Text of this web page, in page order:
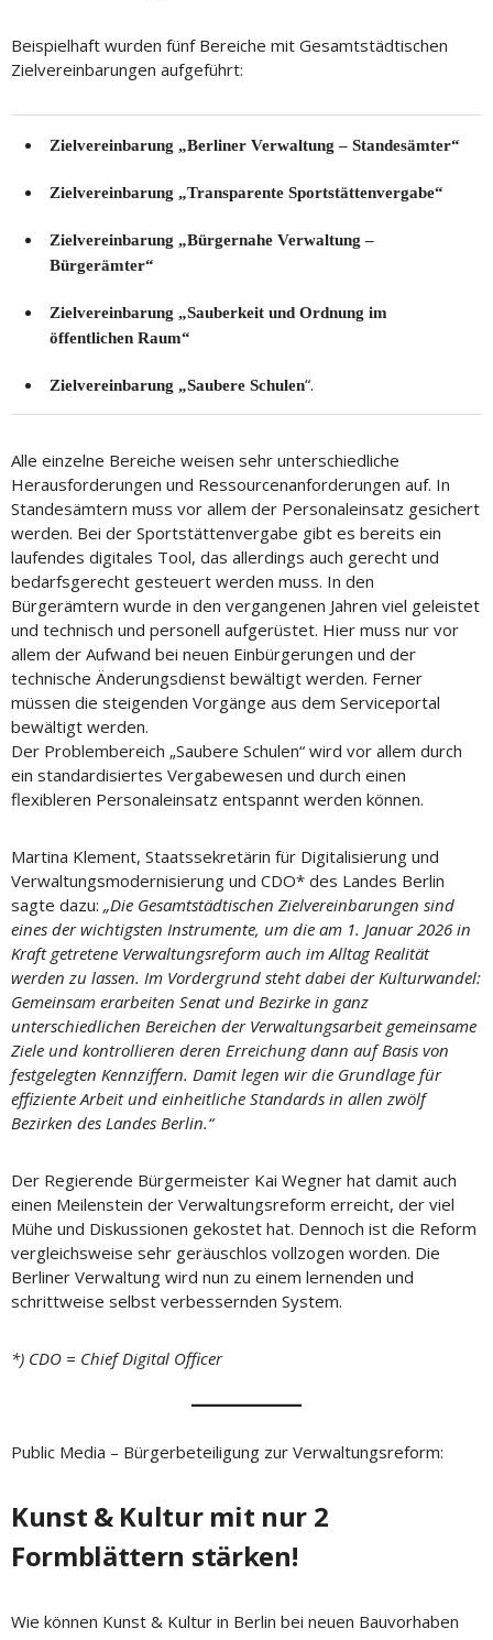
Beispielhaft wurden fünf Bereiche mit Gesamtstädtischen
Zielvereinbarungen aufgeführt:
Zielvereinbarung „Berliner Verwaltung – Standesämter“
Zielvereinbarung „Transparente Sportstättenvergabe“
Zielvereinbarung „Bürgernahe Verwaltung –
Bürgerämter“
Zielvereinbarung „Sauberkeit und Ordnung im
öffentlichen Raum“
Zielvereinbarung „Saubere Schulen“.
Alle einzelne Bereiche weisen sehr unterschiedliche
Herausforderungen und Ressourcenanforderungen auf. In
Standesämtern muss vor allem der Personaleinsatz gesichert
werden. Bei der Sportstättenvergabe gibt es bereits ein
laufendes digitales Tool, das allerdings auch gerecht und
bedarfsgerecht gesteuert werden muss. In den
Bürgerämtern wurde in den vergangenen Jahren viel geleistet
und technisch und personell aufgerüstet. Hier muss nur vor
allem der Aufwand bei neuen Einbürgerungen und der
technische Änderungsdienst bewältigt werden. Ferner
müssen die steigenden Vorgänge aus dem Serviceportal
bewältigt werden.
Der Problembereich „Saubere Schulen“ wird vor allem durch
ein standardisiertes Vergabewesen und durch einen
flexibleren Personaleinsatz entspannt werden können.
Martina Klement, Staatssekretärin für Digitalisierung und
Verwaltungsmodernisierung und CDO* des Landes Berlin
sagte dazu: „Die Gesamtstädtischen Zielvereinbarungen sind
eines der wichtigsten Instrumente, um die am 1. Januar 2026 in
Kraft getretene Verwaltungsreform auch im Alltag Realität
werden zu lassen. Im Vordergrund steht dabei der Kulturwandel:
Gemeinsam erarbeiten Senat und Bezirke in ganz
unterschiedlichen Bereichen der Verwaltungsarbeit gemeinsame
Ziele und kontrollieren deren Erreichung dann auf Basis von
festgelegten Kennziffern. Damit legen wir die Grundlage für
effiziente Arbeit und einheitliche Standards in allen zwölf
Bezirken des Landes Berlin.“
Der Regierende Bürgermeister Kai Wegner hat damit auch
einen Meilenstein der Verwaltungsreform erreicht, der viel
Mühe und Diskussionen gekostet hat. Dennoch ist die Reform
vergleichsweise sehr geräuschlos vollzogen worden. Die
Berliner Verwaltung wird nun zu einem lernenden und
schrittweise selbst verbessernden System.
*) CDO = Chief Digital Officer
Public Media – Bürgerbeteiligung zur Verwaltungsreform:
Kunst & Kultur mit nur 2
Formblättern stärken!
Wie können Kunst & Kultur in Berlin bei neuen Bauvorhaben